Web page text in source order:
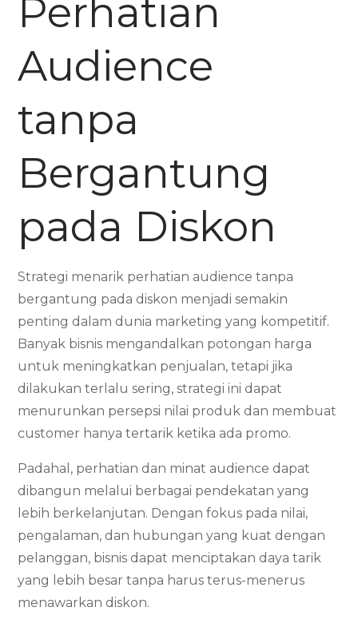
Perhatian
Audience
tanpa
Bergantung
pada Diskon
Strategi menarik perhatian audience tanpa
bergantung pada diskon menjadi semakin
penting dalam dunia marketing yang kompetitif.
Banyak bisnis mengandalkan potongan harga
untuk meningkatkan penjualan, tetapi jika
dilakukan terlalu sering, strategi ini dapat
menurunkan persepsi nilai produk dan membuat
customer hanya tertarik ketika ada promo.
Padahal, perhatian dan minat audience dapat
dibangun melalui berbagai pendekatan yang
lebih berkelanjutan. Dengan fokus pada nilai,
pengalaman, dan hubungan yang kuat dengan
pelanggan, bisnis dapat menciptakan daya tarik
yang lebih besar tanpa harus terus-menerus
menawarkan diskon.